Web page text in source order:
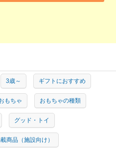
3歳～ ギフトにおすすめ
もちゃ おもちゃの種類
グッド・トイ
商品（施設向け）